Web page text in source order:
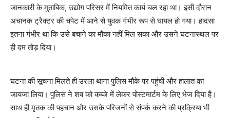
जानकारी के मुताबिक, उद्योग परिसर में नियमित कार्य चल रहा था। इसी दौरान
अचानक ट्रैक्टर की चपेट में आने से युवक गंभीर रूप से घायल हो गया। हादसा
इतना गंभीर था कि उसे बचाने का मौका नहीं मिल सका और उसने घटनास्थल पर
ही दम तोड़ दिया।
घटना की सूचना मिलते ही उरला थाना पुलिस मौके पर पहुंची और हालात का
जायजा लिया। पुलिस ने शव को कब्जे में लेकर पोस्टमार्टम के लिए भेज दिया है।
साथ ही मृतक की पहचान और उसके परिजनों से संपर्क करने की प्रक्रिया भी